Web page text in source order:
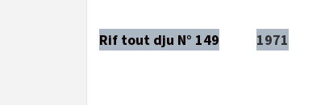
Rif tout dju N° 149 1971